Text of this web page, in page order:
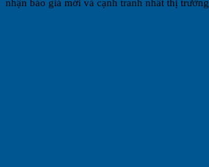
nhận báo giá mới và cạnh tranh nhất thị trường